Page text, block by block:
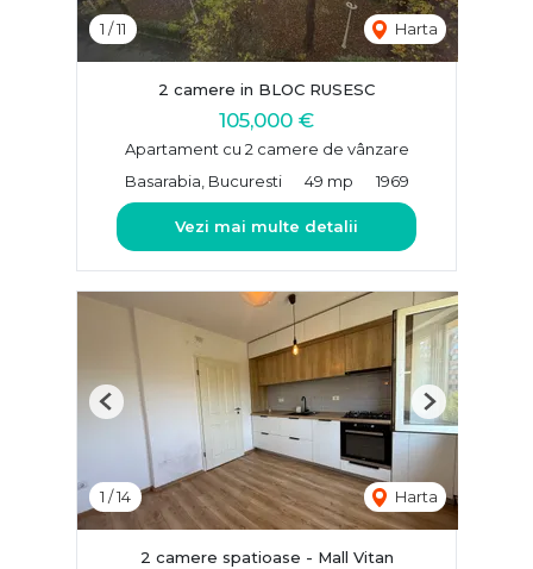
1 /11 Harta
2 camere in BLOC RUSESC
105,000 €
Apartament cu 2 camere de vânzare
Basarabia, Bucuresti
49 mp 1969
Vezi mai multe detalii
1 /14 Harta
Previous Next
2 camere spatioase - Mall Vitan